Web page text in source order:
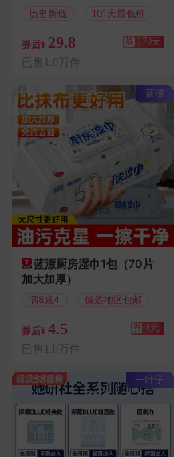
历史新低 101天最低价
券后¥ 29.8 券 170元
已售1.0万件
蓝漂
蓝漂厨房湿巾1包（70片
加大加厚）
满8减4 偏远地区包邮
券后¥ 4.5 券 4元
已售1.0万件
一叶子